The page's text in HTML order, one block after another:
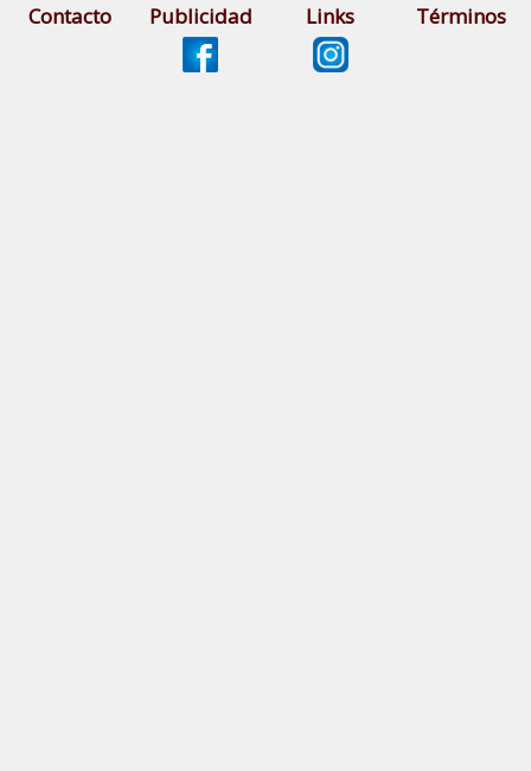
Contacto Publicidad Links Términos